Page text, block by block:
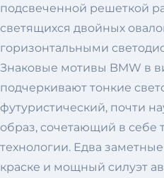
подсвеченной решеткой
светящихся двойных
горизонтальными
Знаковые мотивы BMW в
подчеркивают тонкие
футуристический, почти
образ, сочетающий в себе
технологии. Едва
краске и мощный силуэт